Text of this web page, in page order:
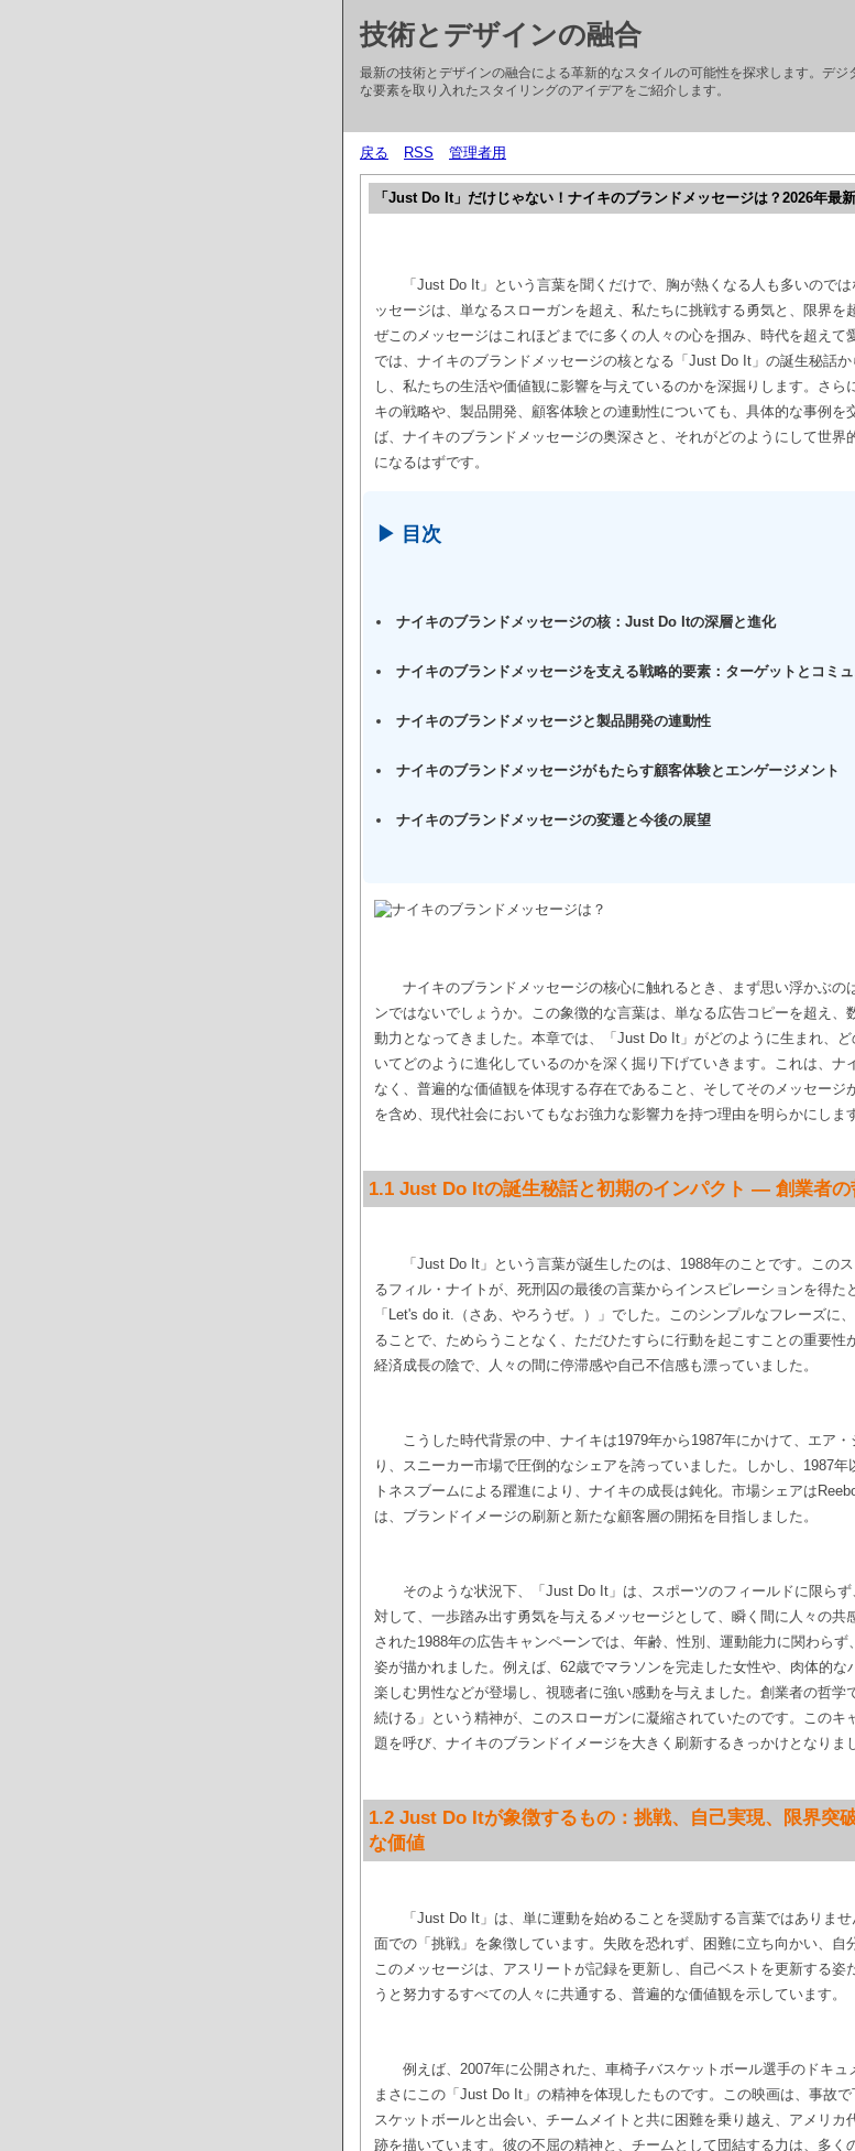
技術とデザインの融合
最新の技術とデザインの融合による革新的なスタイルの可能性を探求します。デ
な要素を取り入れたスタイリングのアイデアをご紹介します。
戻る RSS 管理者用
「Just Do It」だけじゃない！ナイキのブランドメッセージは？2026年最
「Just Do It」という言葉を聞くだけで、胸が熱くなる人も多いので
ッセージは、単なるスローガンを超え、私たちに挑戦する勇気と、限界を
ぜこのメッセージはこれほどまでに多くの人々の心を掴み、時代を超えて
では、ナイキのブランドメッセージの核となる「Just Do It」の誕生秘話
し、私たちの生活や価値観に影響を与えているのかを深掘りします。さら
キの戦略や、製品開発、顧客体験との連動性についても、具体的な事例を
ば、ナイキのブランドメッセージの奥深さと、それがどのようにして世界
になるはずです。
▶ 目次
ナイキのブランドメッセージの核：Just Do Itの深層と進化
ナイキのブランドメッセージを支える戦略的要素：ターゲットとコミ
ナイキのブランドメッセージと製品開発の連動性
ナイキのブランドメッセージがもたらす顧客体験とエンゲージメント
ナイキのブランドメッセージの変遷と今後の展望
ナイキのブランドメッセージの核心に触れるとき、まず思い浮かぶ
ンではないでしょうか。この象徴的な言葉は、単なる広告コピーを超え
動力となってきました。本章では、「Just Do It」がどのように生まれ、
いてどのように進化しているのかを深く掘り下げていきます。これは、ナ
なく、普遍的な価値観を体現する存在であること、そしてそのメッセージ
を含め、現代社会においてもなお強力な影響力を持つ理由を明らかにしま
1.1 Just Do Itの誕生秘話と初期のインパクト — 創業者の
「Just Do It」という言葉が誕生したのは、1988年のことです。この
るフィル・ナイトが、死刑囚の最後の言葉からインスピレーションを得た
「Let's do it.（さあ、やろうぜ。）」でした。このシンプルなフレーズに
ることで、ためらうことなく、ただひたすらに行動を起こすことの重要性
経済成長の陰で、人々の間に停滞感や自己不信感も漂っていました。
こうした時代背景の中、ナイキは1979年から1987年にかけて、エア
り、スニーカー市場で圧倒的なシェアを誇っていました。しかし、1987
トネスブームによる躍進により、ナイキの成長は鈍化。市場シェアは
は、ブランドイメージの刷新と新たな顧客層の開拓を目指しました。
そのような状況下、「Just Do It」は、スポーツのフィールドに限ら
対して、一歩踏み出す勇気を与えるメッセージとして、瞬く間に人々の共
された1988年の広告キャンペーンでは、年齢、性別、運動能力に関わら
姿が描かれました。例えば、62歳でマラソンを完走した女性や、肉体的
楽しむ男性などが登場し、視聴者に強い感動を与えました。創業者の哲学
続ける」という精神が、このスローガンに凝縮されていたのです。このキ
題を呼び、ナイキのブランドイメージを大きく刷新するきっかけとなりま
1.2 Just Do Itが象徴するもの：挑戦、自己実現、限界突
な価値
「Just Do It」は、単に運動を始めることを奨励する言葉ではありま
面での「挑戦」を象徴しています。失敗を恐れず、困難に立ち向かい、自
このメッセージは、アスリートが記録を更新し、自己ベストを更新する姿
うと努力するすべての人々に共通する、普遍的な価値観を示しています。
例えば、2007年に公開された、車椅子バスケットボール選手のドキュ
まさにこの「Just Do It」の精神を体現したものです。この映画は、事故
スケットボールと出会い、チームメイトと共に困難を乗り越え、アメリ
跡を描いています。彼の不屈の精神と、チームとして団結する力は、多く